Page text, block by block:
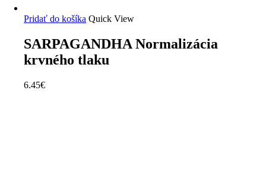
Pridať do košíka Quick View
SARPAGANDHA Normalizácia
krvného tlaku
6.45€